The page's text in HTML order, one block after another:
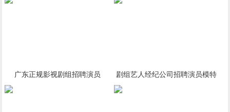
广东正规影视剧组招聘演员
剧组艺人经纪公司招聘演员模特